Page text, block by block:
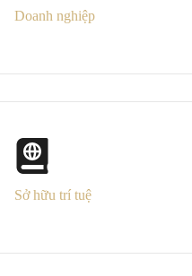
Doanh nghiệp
Sở hữu trí tuệ